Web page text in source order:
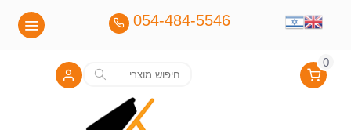
054-484-5546
חיפוש
חיפוש
0